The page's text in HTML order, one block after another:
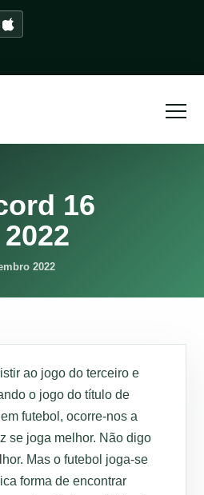
16
2022
ao jogo do terceiro e
o jogo do título de
futebol, ocorre-nos a
se joga melhor. Não digo
Mas o futebol joga-se
forma de encontrar